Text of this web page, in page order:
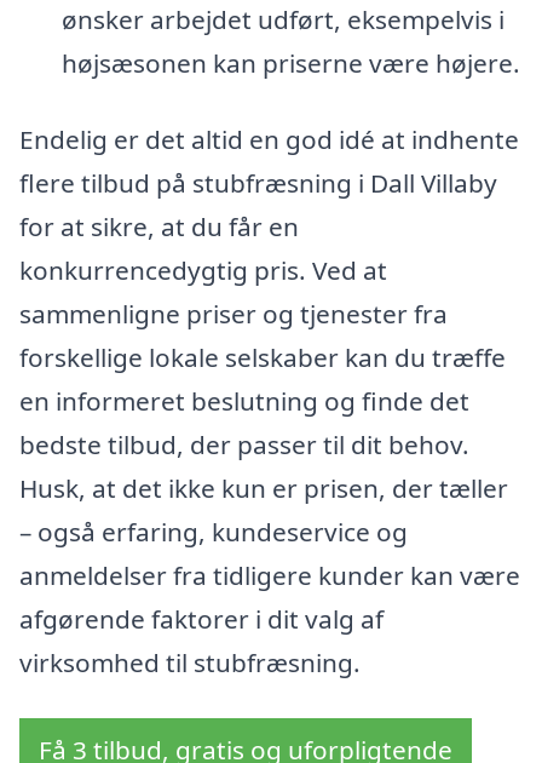
ønsker arbejdet udført, eksempelvis i
højsæsonen kan priserne være højere.
Endelig er det altid en god idé at indhente
flere tilbud på stubfræsning i Dall Villaby
for at sikre, at du får en
konkurrencedygtig pris. Ved at
sammenligne priser og tjenester fra
forskellige lokale selskaber kan du træffe
en informeret beslutning og finde det
bedste tilbud, der passer til dit behov.
Husk, at det ikke kun er prisen, der tæller
– også erfaring, kundeservice og
anmeldelser fra tidligere kunder kan være
afgørende faktorer i dit valg af
virksomhed til stubfræsning.
Få 3 tilbud, gratis og uforpligtende